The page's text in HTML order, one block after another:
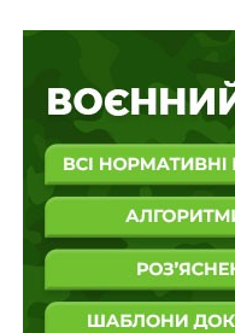
Аналогічний правова
Судом, зокрема в
року у справі № 822/
справі№ 520/10442/18
справі№ 825/1198/17
825/1198/17. Згідно з
викладеною в
справі№ 822/2821/17,
увійшла до складу
зобов’язання,
згідно зпідпунктом